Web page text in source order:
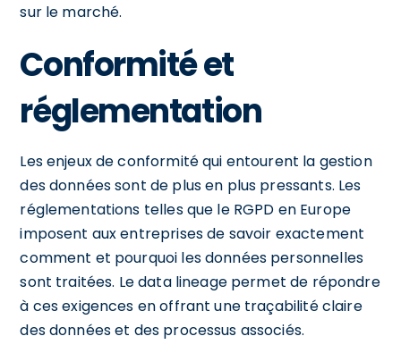
sur le marché.
Conformité et
réglementation
Les enjeux de conformité qui entourent la gestion
des données sont de plus en plus pressants. Les
réglementations telles que le RGPD en Europe
imposent aux entreprises de savoir exactement
comment et pourquoi les données personnelles
sont traitées. Le data lineage permet de répondre
à ces exigences en offrant une traçabilité claire
des données et des processus associés.